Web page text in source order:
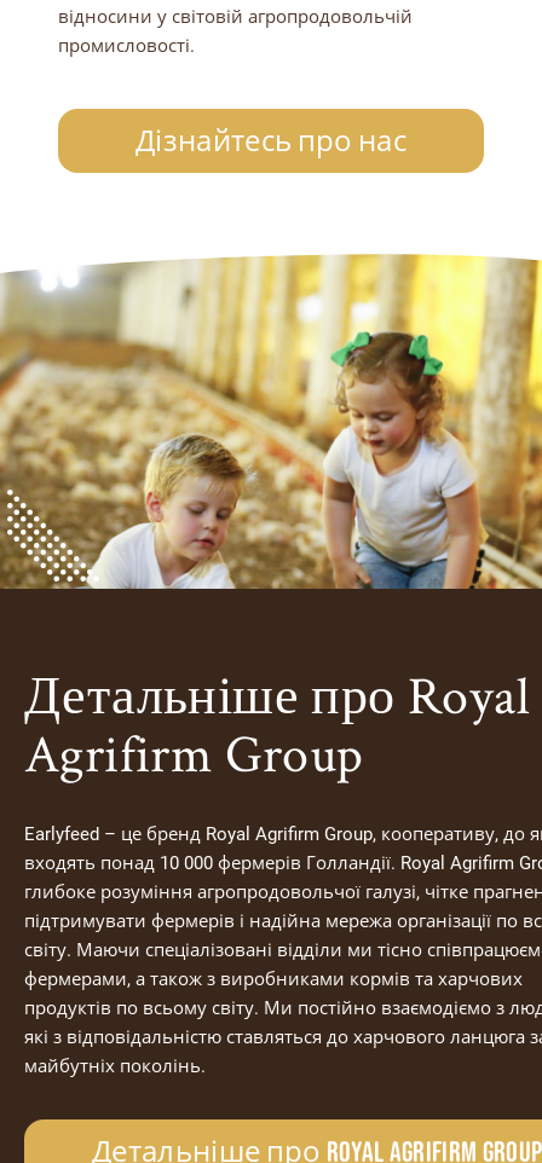
відносини у світовій агропродовольчій
промисловості.
Дізнайтесь про нас
Детальніше про Royal
Agrifirm Group
Earlyfeed – це бренд Royal Agrifirm Group, кооперативу, до
входять понад 10 000 фермерів Голландії. Royal Agrifirm
глибоке розуміння агропродовольчої галузі, чітке
підтримувати фермерів і надійна мережа організації по
світу. Маючи спеціалізовані відділи ми тісно
фермерами, а також з виробниками кормів та харчових
продуктів по всьому світу. Ми постійно взаємодіємо з
які з відповідальністю ставляться до харчового ланцюга
майбутніх поколінь.
Детальніше про Royal Agrifirm Group